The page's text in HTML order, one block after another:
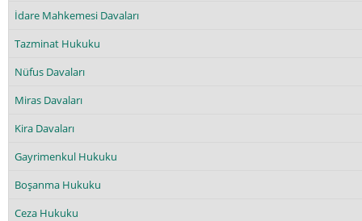
İdare Mahkemesi Davaları
Tazminat Hukuku
Nüfus Davaları
Miras Davaları
Kira Davaları
Gayrimenkul Hukuku
Boşanma Hukuku
Ceza Hukuku